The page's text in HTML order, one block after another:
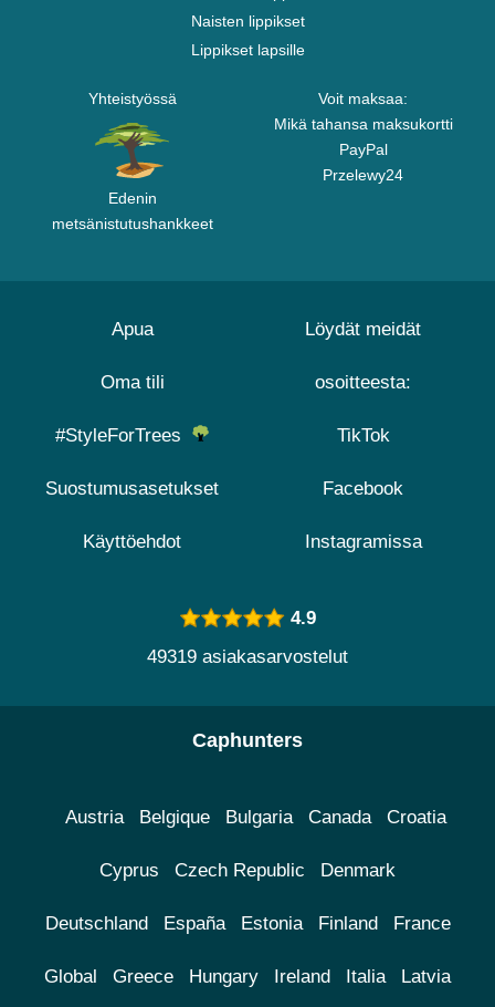
Naisten lippikset
Lippikset lapsille
Yhteistyössä
Edenin
metsänistutushankkeet
Voit maksaa:
Mikä tahansa maksukortti
PayPal
Przelewy24
Apua
Oma tili
#StyleForTrees
Suostumusasetukset
Käyttöehdot
Löydät meidät
osoitteesta:
TikTok
Facebook
Instagramissa
4.9
49319 asiakasarvostelut
Caphunters
Austria Belgique Bulgaria Canada Croatia
Cyprus Czech Republic Denmark
Deutschland España Estonia Finland France
Global Greece Hungary Ireland Italia Latvia